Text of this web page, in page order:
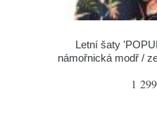
Letní šaty
námořnická modř /
1